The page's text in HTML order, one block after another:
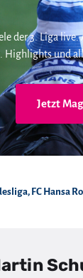
der 3. Liga
Highlights und
Jetzt
, FC Hansa